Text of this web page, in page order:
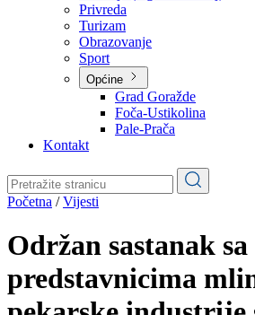
O kantonu
Simboli kantona (Grb, zastava)
Historija (digitalni muzej)
Privreda
Turizam
Obrazovanje
Općine
Pale-Prača
Kontakt
Početna /Vijesti
Održan sastanak sa